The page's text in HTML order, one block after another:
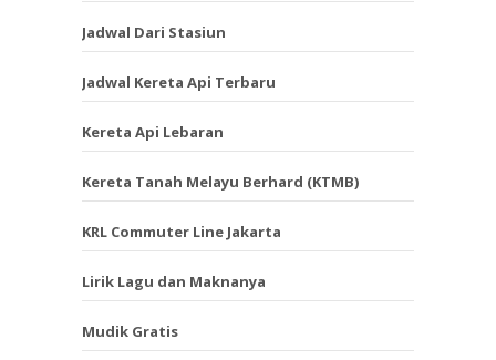
Jadwal Dari Stasiun
Jadwal Kereta Api Terbaru
Kereta Api Lebaran
Kereta Tanah Melayu Berhard (KTMB)
KRL Commuter Line Jakarta
Lirik Lagu dan Maknanya
Mudik Gratis